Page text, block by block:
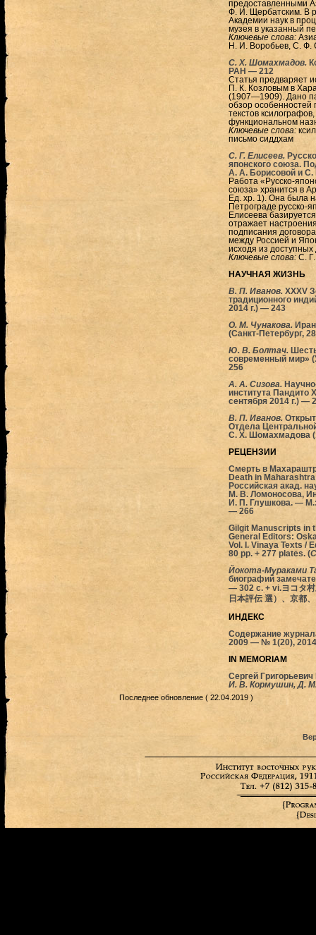
предоставленными
Ф. И. Щербатским. В
Академии наук в
музея в указанный
Ключевые слова:
Н. И. Воробьев, С. Ф.
С. Х. Шомахмадов.
РАН — 212
Статья предваряет
П. К. Козловым в
(1907—1909). Дано
обзор особенностей
текстов
функциональном
Ключевые слова:
письмо сиддхам
C. Г. Елисеев.
японского союза.
А. А. Борисовой и
Работа «Русско-
союза» хранится в
Ед. хр. 1). Она была
Петрограде русско-
Елисеева
отражает
подписания
между Россией и
исходя из доступных
Ключевые слова:С. Г.
НАУЧНАЯ ЖИЗНЬ
В. П. Иванов. XXXV
традиционного
2014 г.) — 243
О. М. Чунакова.
(Санкт-Петербург,
Ю. В. Болтач.
современный мир»
256
А. А. Сизова.
института Пандито
сентября 2014 г.) —
В. П. Иванов.
Отдела
С. Х. Шомахмадова
РЕЦЕНЗИИ
Смерть в
Death in
Российская акад.
М. В. Ломоносова,
И. П. Глушкова. —
— 266
Gilgit Manuscripts in
General Editors:
Vol. I. Vinaya Texts /
80 pp. + 277 plates. (
Йокота-Мураками
биографий
— 302 c. + vi.ヨコタ村
日本評伝 選）、京都
ИНДЕКС
Содержание
2009 — № 1(20),
IN MEMORIAM
Сергей
И. В. Кормушин, Д.
Последнее обновление ( 22.04.2019 )